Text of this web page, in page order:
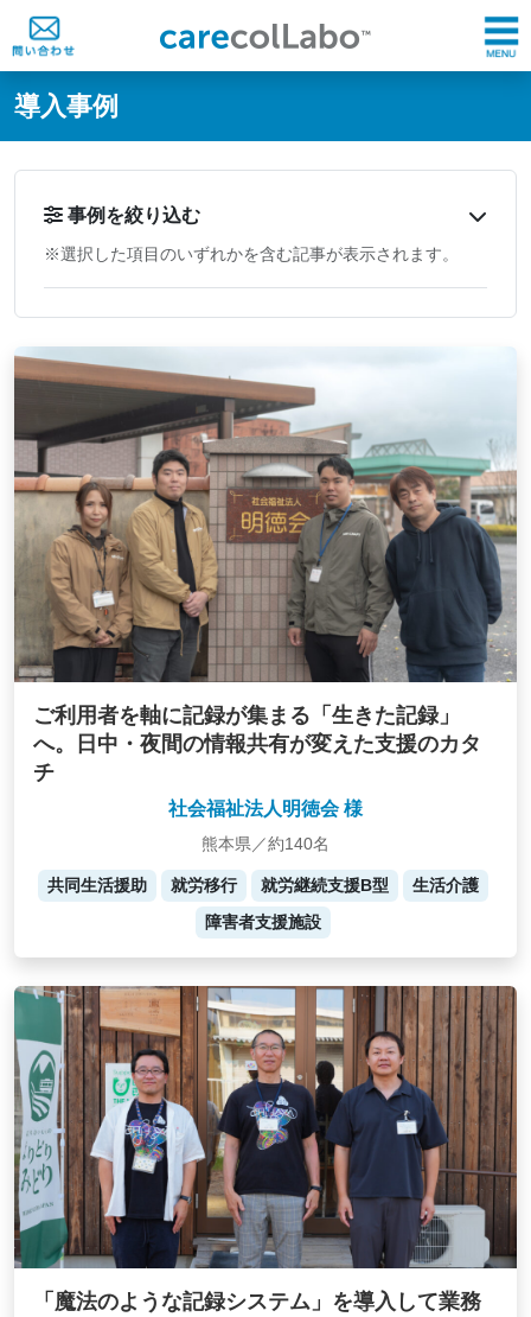
@ -0,0 +1,60 @@
導入事例
事例を絞り込む
※選択した項目のいずれかを含む記事が表示されます。
ご利用者を軸に記録が集まる「生きた記録」
へ。日中・夜間の情報共有が変えた支援のカタ
チ
社会福祉法人明徳会 様
熊本県／約140名
共同生活援助 就労移行 就労継続支援B型
生活介護
障害者支援施設
「魔法のような記録システム」を導入して業務